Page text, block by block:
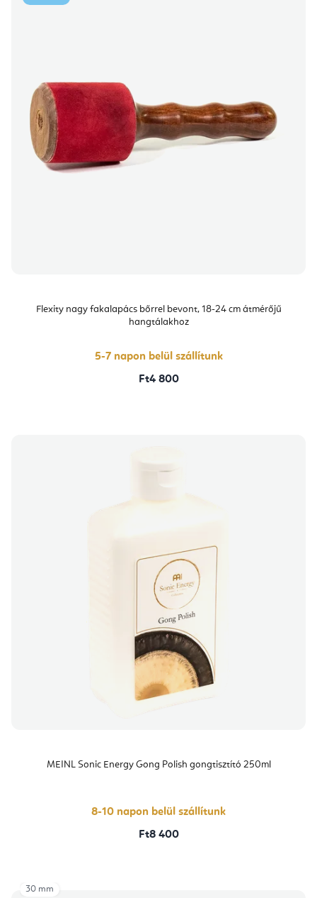
Flexity nagy fakalapács bőrrel bevont, 18-24 cm átmérőjű
hangtálakhoz
5-7 napon belül szállítunk
Ft4 800
MEINL Sonic Energy Gong Polish gongtisztító 250ml
8-10 napon belül szállítunk
Ft8 400
30 mm